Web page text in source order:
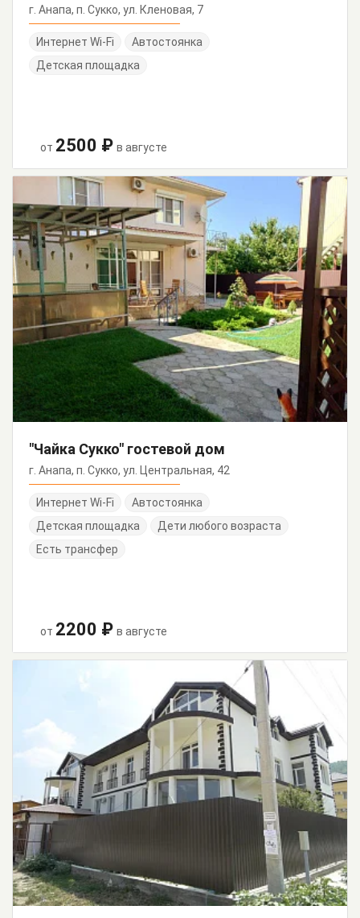
г. Анапа, п. Сукко, ул. Кленовая, 7
Интернет Wi-Fi
Автостоянка
Детская площадка
от 2500 ₽ в августе
"Чайка Сукко" гостевой дом
г. Анапа, п. Сукко, ул. Центральная, 42
Интернет Wi-Fi
Автостоянка
Детская площадка
Дети любого возраста
Есть трансфер
от 2200 ₽ в августе